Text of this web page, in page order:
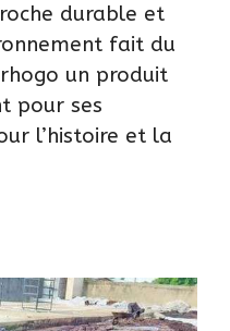
durable et
fait du
un produit
pour ses
l’histoire et la